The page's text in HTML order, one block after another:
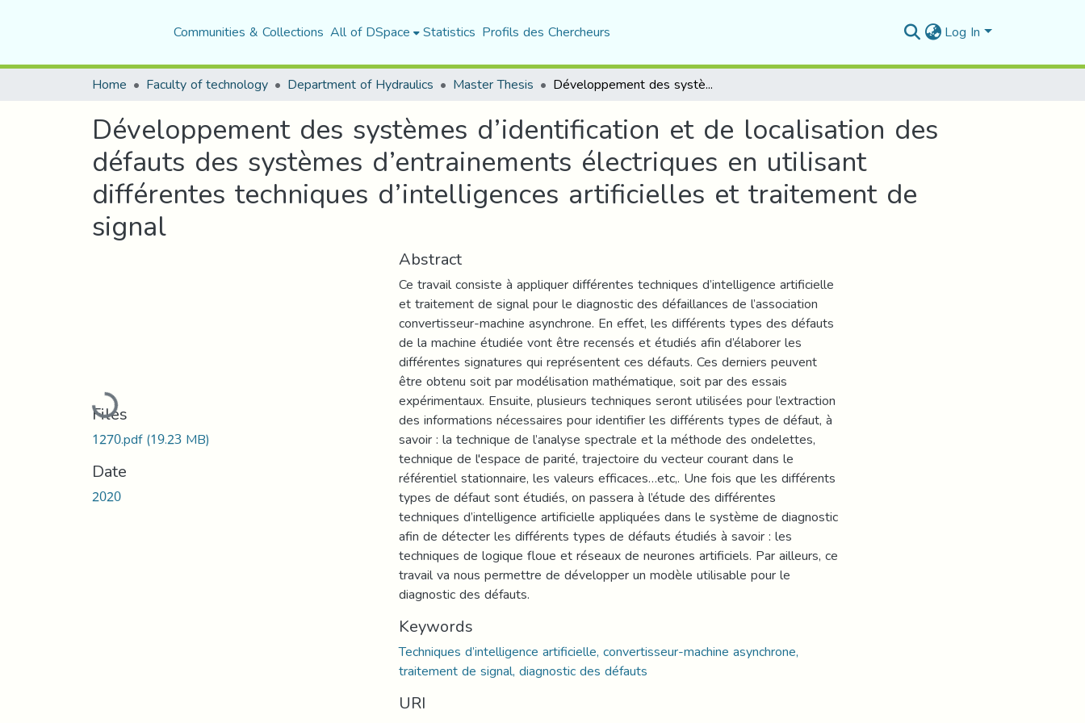
Communities & Collections All of DSpace Statistics Profils des Chercheurs Log In
Home Faculty of technology Department of Hydraulics Master Thesis Développement des systèmes d’identification et de localisation des défauts des systèmes d’entrainements électriques en utilisant différentes techniques d’intelligences artificielles et traitement de signal
Développement des systèmes d’identification et de localisation des
défauts des systèmes d’entrainements électriques en utilisant
différentes techniques d’intelligences artificielles et traitement de
signal
Loading...
Files
1270.pdf(19.23 MB)
Date
2020
Abstract
Ce travail consiste à appliquer différentes techniques d’intelligence artificielle
et traitement de signal pour le diagnostic des défaillances de l’association
convertisseur-machine asynchrone. En effet, les différents types des défauts
de la machine étudiée vont être recensés et étudiés afin d’élaborer les
différentes signatures qui représentent ces défauts. Ces derniers peuvent
être obtenu soit par modélisation mathématique, soit par des essais
expérimentaux. Ensuite, plusieurs techniques seront utilisées pour l’extraction
des informations nécessaires pour identifier les différents types de défaut, à
savoir : la technique de l’analyse spectrale et la méthode des ondelettes,
technique de l'espace de parité, trajectoire du vecteur courant dans le
référentiel stationnaire, les valeurs efficaces…etc,. Une fois que les différents
types de défaut sont étudiés, on passera à l’étude des différentes
techniques d’intelligence artificielle appliquées dans le système de diagnostic
afin de détecter les différents types de défauts étudiés à savoir : les
techniques de logique floue et réseaux de neurones artificiels. Par ailleurs, ce
travail va nous permettre de développer un modèle utilisable pour le
diagnostic des défauts.
Keywords
Techniques d’intelligence artificielle, convertisseur-machine asynchrone,
traitement de signal, diagnostic des défauts
URI